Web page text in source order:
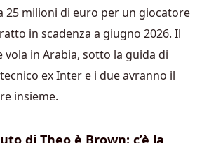
25 milioni di euro per un giocatore
in scadenza a giugno 2026. Il
vola in Arabia, sotto la guida di
ex Inter e i due avranno il
insieme.
di Theo è Brown: c’è la